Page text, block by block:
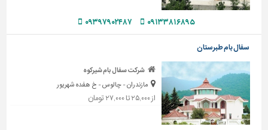
۰۹۱۳۳۸۱۶۸۹۵ ۰۹۳۹۷۹۰۲۴۸۷
سفال بام طبرستان
شرکت سفال بام شیرکوه
مازندران - چالوس - خ هفده شهریور
از ۲۵,۰۰۰ تا ۲۷,۰۰۰ تومان